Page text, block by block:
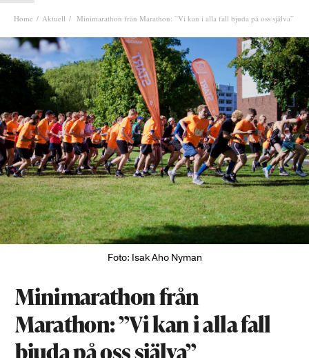
Home Aktuell Minimarathon från Marathon: ”Vi kan i alla fall bjuda på oss själva”
Foto: Isak Aho Nyman
Minimarathon från
Marathon: ”Vi kan i alla fall
bjuda på oss själva”